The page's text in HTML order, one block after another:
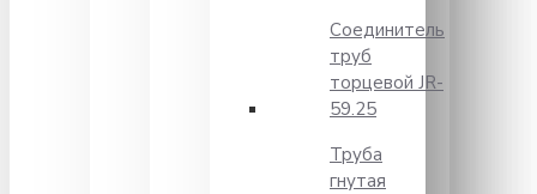
Соединитель
труб
торцевой JR-
59.25
Труба
гнутая